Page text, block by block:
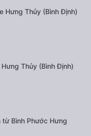
Hưng Thủy (Bình Định)
Thủy (Bình Định)
từ Bình Phước Hưng